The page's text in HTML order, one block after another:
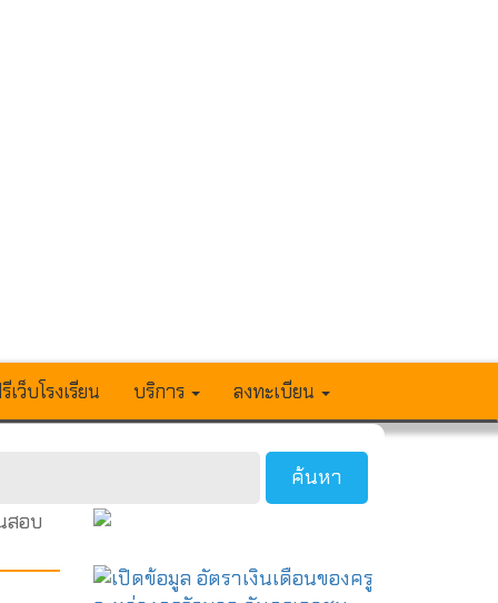
เว็บโรงเรียน บริการ ลงทะเบียน
สอบ